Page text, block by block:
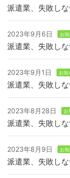
派遣業、失敗し
2023年9月6日 お
派遣業、失敗し
2023年9月1日 お知
派遣業、失敗し
2023年8月28日 お
派遣業、失敗し
2023年8月9日 お
派遣業、失敗し